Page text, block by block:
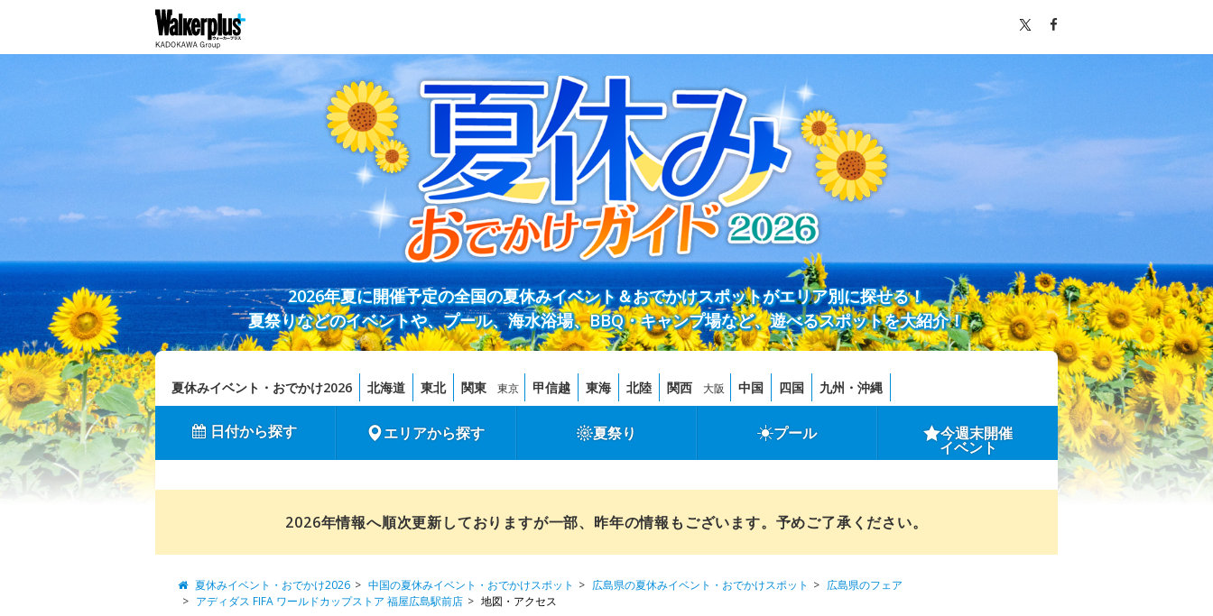
2026年夏に開催予定の全国の夏休みイベント＆おでかけスポットがエリア別に探せる！
夏祭りなどのイベントや、プール、海水浴場、BBQ・キャンプ場など、遊べるスポットを大紹介！
夏休みイベント・おでかけ2026 北海道 東北 関東 東京 甲信越 東海 北陸 関西 大阪 中国 四国 九州・沖縄
日付から探す エリアから探す 夏祭り プール 今週末開催
イベント
2026年情報へ順次更新しておりますが一部、昨年の情報もございます。予めご了承ください。
夏休みイベント・おでかけ2026 中国の夏休みイベント・おでかけスポット 広島県の夏休みイベント・おでかけスポット
広島県のフェア
アディダス FIFA ワールドカップストア 福屋広島駅前店
地図・アクセス